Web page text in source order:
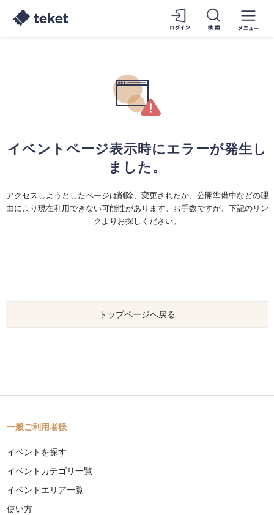
イベントページ表示時にエラーが発生し
ました。
アクセスしようとしたページは削除、変更されたか、公開準備中などの理
由により現在利用できない可能性があります。お手数ですが、下記のリン
クよりお探しください。
トップページへ戻る
一般ご利用者様
イベントを探す
イベントカテゴリ一覧
イベントエリア一覧
使い方